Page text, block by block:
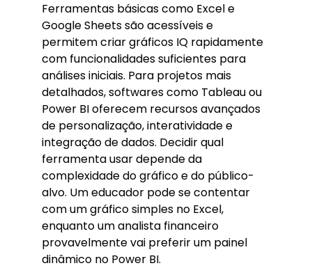
Ferramentas básicas como Excel e
Google Sheets são acessíveis e
permitem criar gráficos IQ rapidamente
com funcionalidades suficientes para
análises iniciais. Para projetos mais
detalhados, softwares como Tableau ou
Power BI oferecem recursos avançados
de personalização, interatividade e
integração de dados. Decidir qual
ferramenta usar depende da
complexidade do gráfico e do público-
alvo. Um educador pode se contentar
com um gráfico simples no Excel,
enquanto um analista financeiro
provavelmente vai preferir um painel
dinâmico no Power BI.